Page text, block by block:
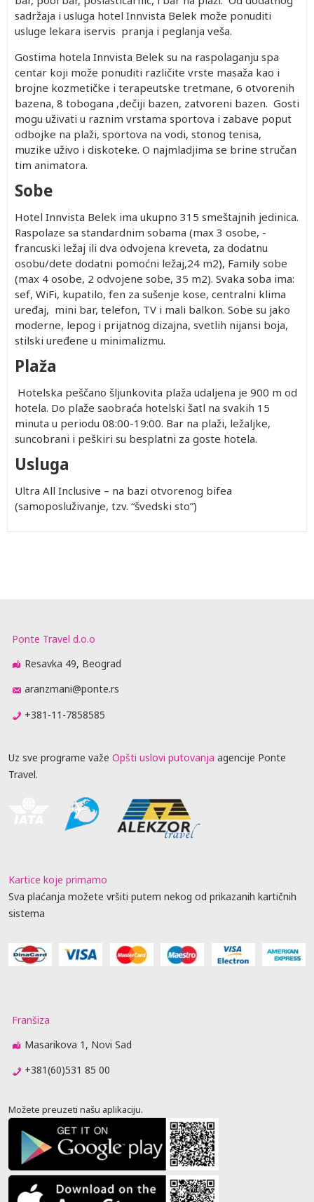
sadržaja i usluga hotel Innvista Belek može ponuditi
usluge lekara iservis pranja i peglanja veša.
Gostima hotela Innvista Belek su na raspolaganju spa
centar koji može ponuditi različite vrste masaža kao i
brojne kozmetičke i terapeutske tretmane, 6 otvorenih
bazena, 8 tobogana ,dečiji bazen, zatvoreni bazen. Gosti
mogu uživati u raznim vrstama sportova i zabave poput
odbojke na plaži, sportova na vodi, stonog tenisa,
muzike uživo i diskoteke. O najmladjima se brine stručan
tim animatora.
Sobe
Hotel Innvista Belek ima ukupno 315 smeštajnih jedinica.
Raspolaze sa standardnim sobama (max 3 osobe, -
francuski ležaj ili dva odvojena kreveta, za dodatnu
osobu/dete dodatni pomoćni ležaj,24 m2), Family sobe
(max 4 osobe, 2 odvojene sobe, 35 m2). Svaka soba ima:
sef, WiFi, kupatilo, fen za sušenje kose, centralni klima
uređaj, mini bar, telefon, TV i mali balkon. Sobe su jako
moderne, lepog i prijatnog dizajna, svetlih nijansi boja,
stilski uređene u minimalizmu.
Plaža
Hotelska peščano šljunkovita plaža udaljena je 900 m od
hotela. Do plaže saobraća hotelski šatl na svakih 15
minuta u periodu 08:00-19:00. Bar na plaži, ležaljke,
suncobrani i peškiri su besplatni za goste hotela.
Usluga
Ultra All Inclusive – na bazi otvorenog bifea
(samoposluživanje, tzv. “švedski sto”)
Ponte Travel d.o.o
Resavka 49, Beograd
aranzmani@ponte.rs
+381-11-7858585
Uz sve programe važe Opšti uslovi putovanja agencije Ponte
Travel.
Kartice koje primamo
Sva plaćanja možete vršiti putem nekog od prikazanih kartičnih
sistema
Franšiza
Masarikova 1, Novi Sad
+381(60)531 85 00
Možete preuzeti našu aplikaciju.